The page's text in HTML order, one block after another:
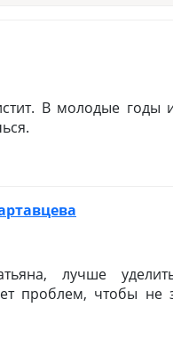
В молодые годы
лучше
проблем, чтобы не